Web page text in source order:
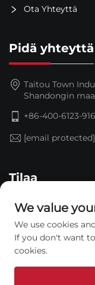
Ota Yhteyttä
Pidä yhteyttä
Taitou Town
Shandongin
+86-400-6123-916
[email protected]
Tilaa
Tekijänoikeus
We value
We use cookies
If you don't want
cookies.